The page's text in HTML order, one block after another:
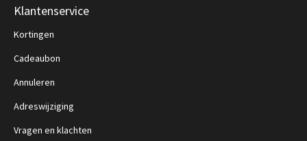
Klantenservice
Kortingen
Cadeaubon
Annuleren
Adreswijziging
Vragen en klachten